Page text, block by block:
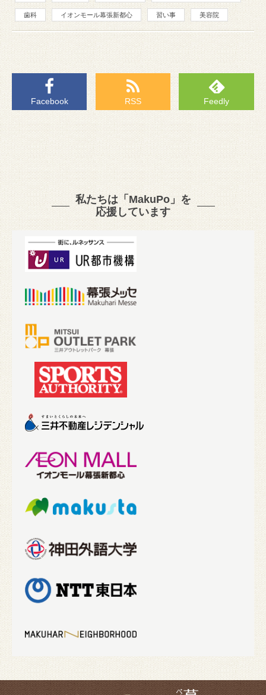
歯科 イオンモール幕張新都心 習い事 美容院
Facebook RSS Feedly
私たちは「MakuPo」を
応援しています